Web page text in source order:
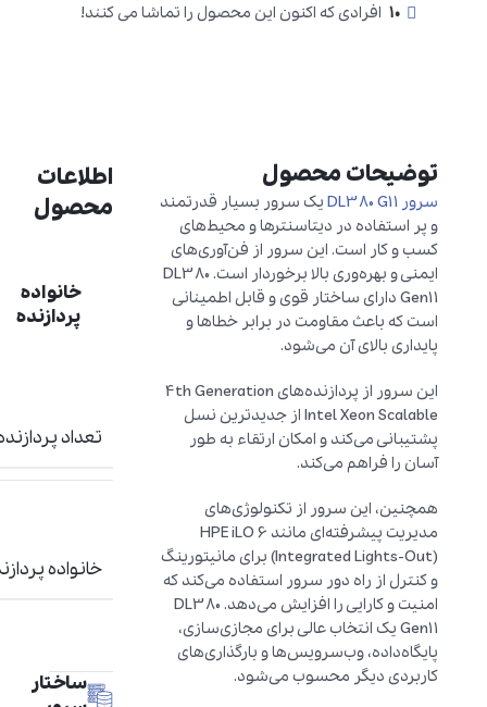
10 افرادی که اکنون این محصول را تماشا می کنند!
توضیحات محصول
سرور DL380 G11
یک سرور بسیار قدرتمند
و پر استفاده در دیتاسنترها و محیط‌های
کسب و کار است. این سرور از فن‌آوری‌های
ایمنی و بهره‌وری بالا برخوردار است. DL380
Gen11 دارای ساختار قوی و قابل اطمینانی
است که باعث مقاومت در برابر خطاها و
پایداری بالای آن می‌شود.
این سرور از پردازنده‌های 4th Generation
Intel Xeon Scalable از جدیدترین نسل
پشتیبانی می‌کند و امکان ارتقاء به طور
آسان را فراهم می‌کند.
همچنین، این سرور از تکنولوژی‌های
مدیریت پیشرفته‌ای مانند HPE iLO 6
(Integrated Lights-Out) برای مانیتورینگ
و کنترل از راه دور سرور استفاده می‌کند که
امنیت و کارایی را افزایش می‌دهد. DL380
Gen11 یک انتخاب عالی برای مجازی‌سازی،
پایگاه‌داده، وب‌سرویس‌ها و بارگذاری‌های
کاربردی دیگر محسوب می‌شود.
اطلاعات
محصول
خانواده
پردازنده
تعداد
خانواده
ساختار